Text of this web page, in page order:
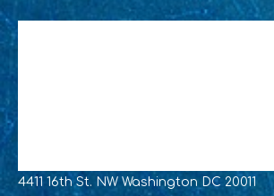
4411 16th St. NW Washington DC 20011